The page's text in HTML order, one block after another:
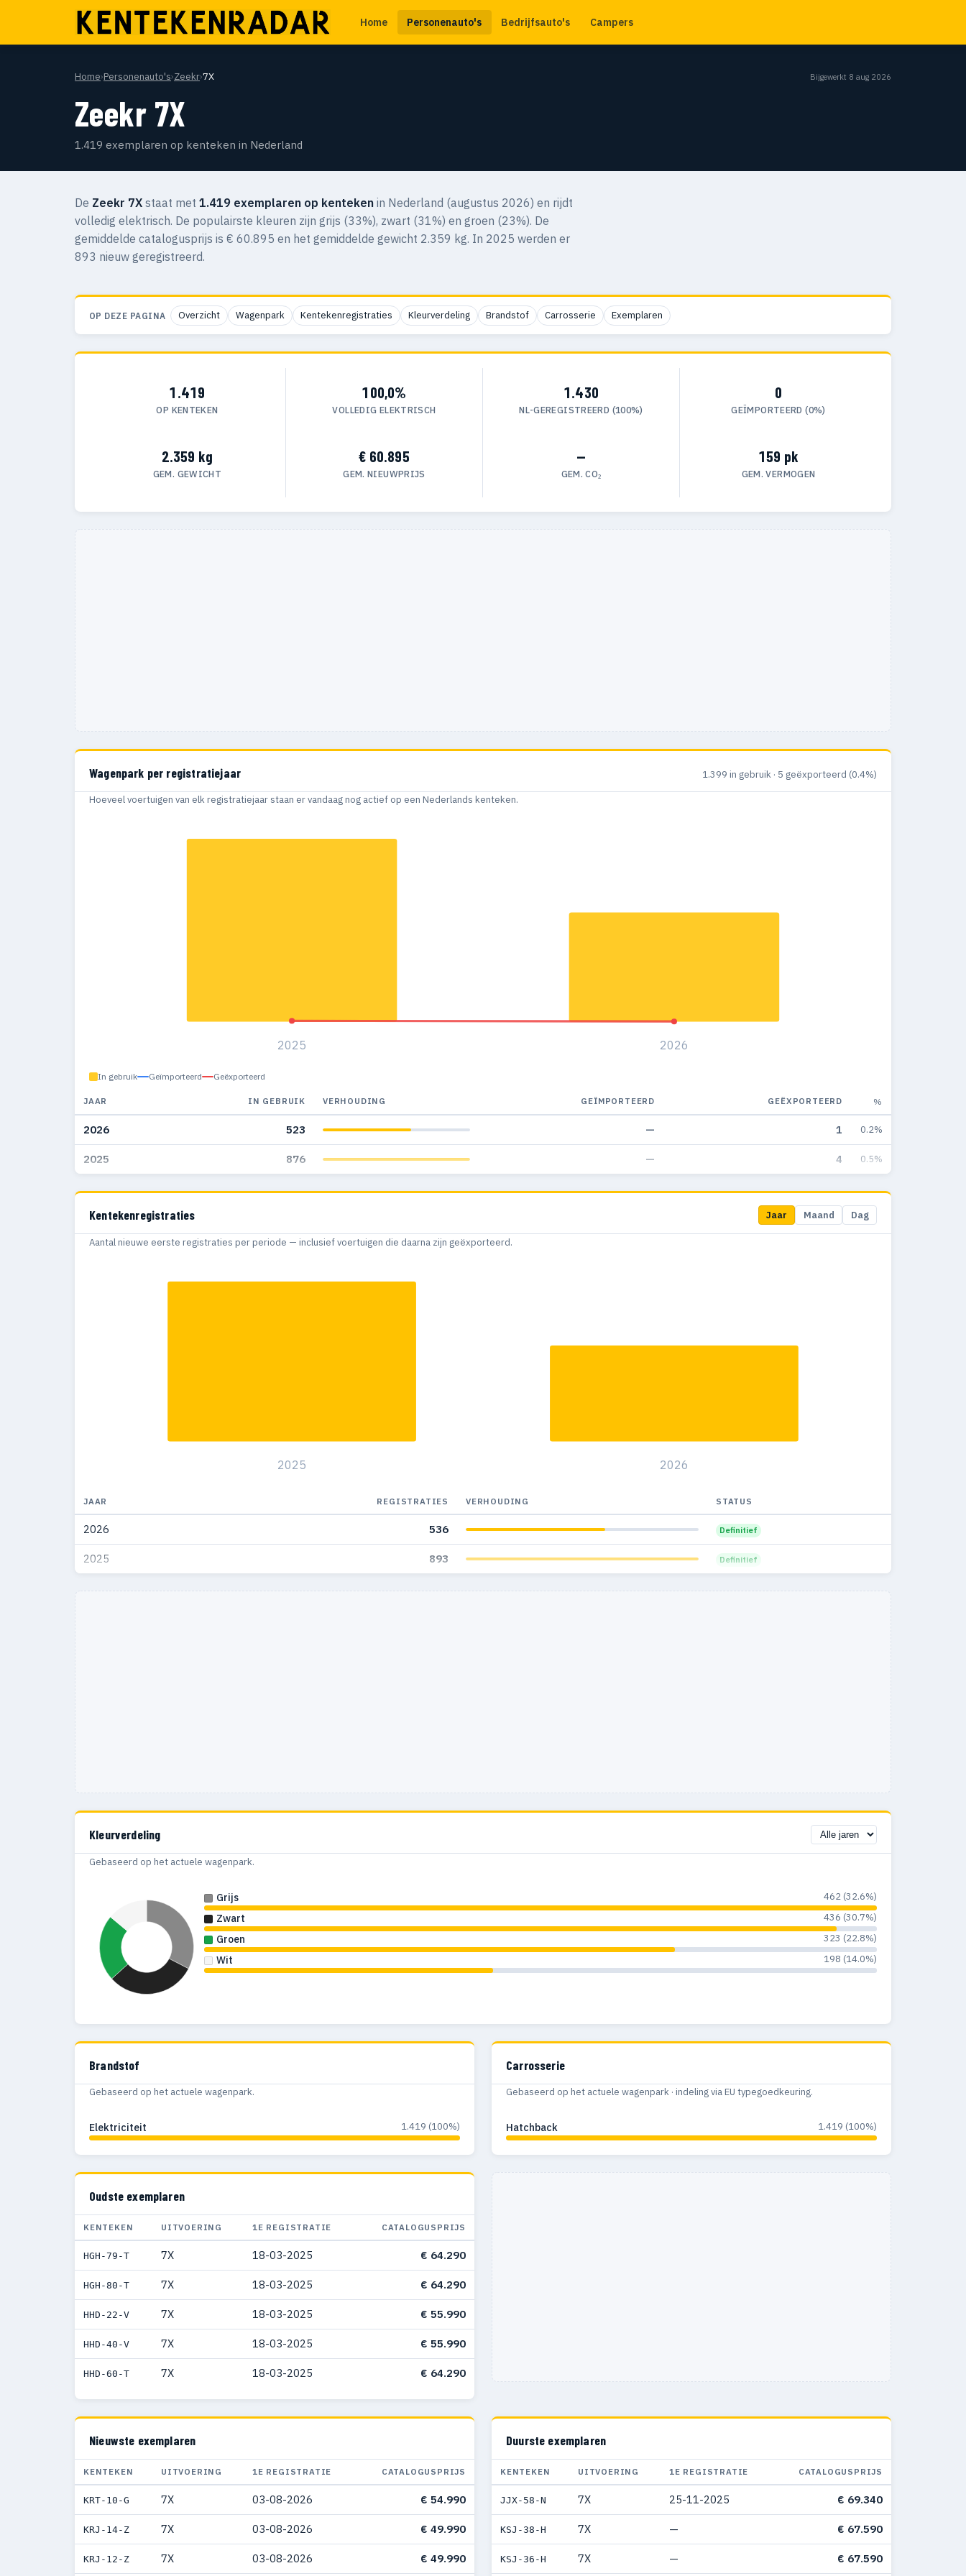
Home Personenauto's Bedrijfsauto's Campers
Home›Personenauto's›Zeekr›7X Bijgewerkt 8 aug 2026
Zeekr 7X
1.419 exemplaren op kenteken in Nederland
De Zeekr 7X staat met 1.419 exemplaren op kenteken in Nederland (augustus 2026) en rijdt
volledig elektrisch. De populairste kleuren zijn grijs (33%), zwart (31%) en groen (23%). De
gemiddelde catalogusprijs is € 60.895 en het gemiddelde gewicht 2.359 kg. In 2025 werden er
893 nieuw geregistreerd.
OP DEZE PAGINA Overzicht Wagenpark Kentekenregistraties Kleurverdeling Brandstof Carrosserie Exemplaren
1.419
OP KENTEKEN
100,0%
VOLLEDIG ELEKTRISCH
1.430
NL-GEREGISTREERD (100%)
0
GEÏMPORTEERD (0%)
2.359 kg
GEM. GEWICHT
€ 60.895
GEM. NIEUWPRIJS
—
GEM. CO₂
159 pk
GEM. VERMOGEN
Wagenpark per registratiejaar 1.399 in gebruik · 5 geëxporteerd (0.4%)
Hoeveel voertuigen van elk registratiejaar staan er vandaag nog actief op een Nederlands kenteken.
2025 2026
In gebruik Geïmporteerd Geëxporteerd
JAAR IN GEBRUIK VERHOUDING GEÏMPORTEERD GEËXPORTEERD %
2026 523 — 1 0.2%
2025 876 — 4 0.5%
Kentekenregistraties Jaar Maand Dag
Aantal nieuwe eerste registraties per periode — inclusief voertuigen die daarna zijn geëxporteerd.
2025 2026
JAAR REGISTRATIES VERHOUDING STATUS
2026 536 Definitief
2025 893 Definitief
Kleurverdeling
Gebaseerd op het actuele wagenpark.
Grijs 462 (32.6%)
Zwart 436 (30.7%)
Groen 323 (22.8%)
Wit 198 (14.0%)
Brandstof
Gebaseerd op het actuele wagenpark.
Elektriciteit 1.419 (100%)
Carrosserie
Gebaseerd op het actuele wagenpark · indeling via EU typegoedkeuring.
Hatchback 1.419 (100%)
Oudste exemplaren
KENTEKEN UITVOERING 1E REGISTRATIE CATALOGUSPRIJS
HGH-79-T 7X 18-03-2025 € 64.290
HGH-80-T 7X 18-03-2025 € 64.290
HHD-22-V 7X 18-03-2025 € 55.990
HHD-40-V 7X 18-03-2025 € 55.990
HHD-60-T 7X 18-03-2025 € 64.290
Nieuwste exemplaren
KENTEKEN UITVOERING 1E REGISTRATIE CATALOGUSPRIJS
KRT-10-G 7X 03-08-2026 € 54.990
KRJ-14-Z 7X 03-08-2026 € 49.990
KRJ-12-Z 7X 03-08-2026 € 49.990
Duurste exemplaren
KENTEKEN UITVOERING 1E REGISTRATIE CATALOGUSPRIJS
JJX-58-N 7X 25-11-2025 € 69.340
KSJ-38-H 7X — € 67.590
KSJ-36-H 7X — € 67.590